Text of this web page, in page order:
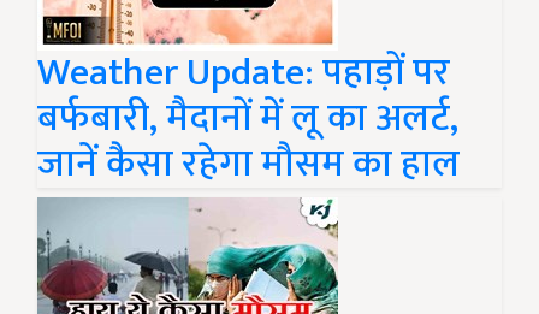
Weather Update: पहाड़ों पर
बर्फबारी, मैदानों में लू का अलर्ट,
जानें कैसा रहेगा मौसम का हाल